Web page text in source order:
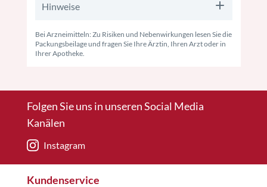
Hinweise
Bei Arzneimitteln: Zu Risiken und Nebenwirkungen lesen Sie die
Packungsbeilage und fragen Sie Ihre Ärztin, Ihren Arzt oder in
Ihrer Apotheke.
Folgen Sie uns in unseren Social Media
Kanälen
Instagram
Kundenservice